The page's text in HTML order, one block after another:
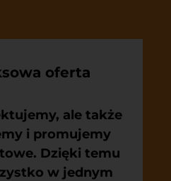
oferta
ale także
i promujemy
Dzięki temu
w jednym